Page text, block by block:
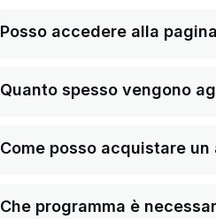
Posso accedere alla
Quanto spesso vengono
Come posso acquistare
Che programma è